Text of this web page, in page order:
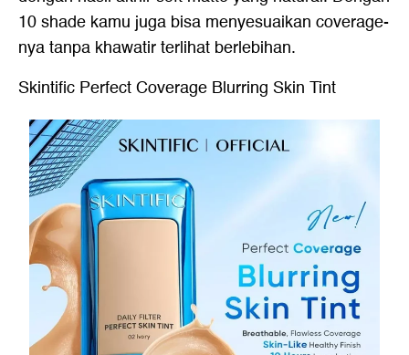
10 shade kamu juga bisa menyesuaikan coverage-
nya tanpa khawatir terlihat berlebihan.
Skintific Perfect Coverage Blurring Skin Tint